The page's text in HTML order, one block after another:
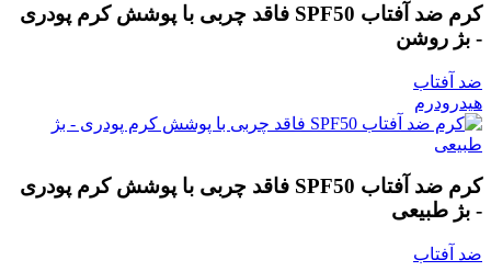
کرم ضد آفتاب SPF50 فاقد چربی با پوشش کرم پودری
- بژ روشن
ضد آفتاب
هیدرودرم
کرم ضد آفتاب SPF50 فاقد چربی با پوشش کرم پودری
- بژ طبیعی
ضد آفتاب